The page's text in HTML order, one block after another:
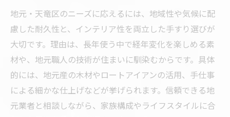
地元・天竜区のニーズに応えるには、地域性や気候に配
慮した耐久性と、インテリア性を両立した手すり選びが
大切です。理由は、長年使う中で経年変化を楽しめる素
材や、地元職人の技術が住まいに馴染むからです。具体
的には、地元産の木材やロートアイアンの活用、手仕事
による細かな仕上げなどが挙げられます。信頼できる地
元業者と相談しながら、家族構成やライフスタイルに合